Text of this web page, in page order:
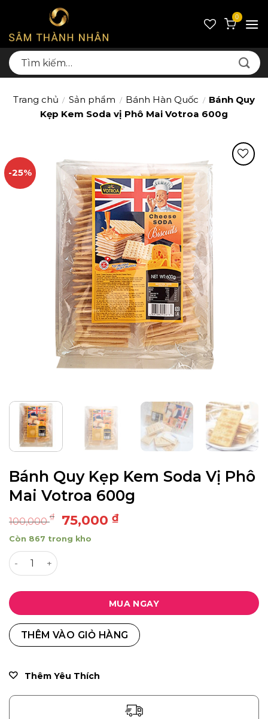
content
0
Tìm
kiếm:
Trang chủ / Sản phẩm / Bánh Hàn Quốc / Bánh Quy
Kẹp Kem Soda vị Phô Mai Votroa 600g
-25%
Bánh Quy Kẹp Kem Soda Vị Phô
Mai Votroa 600g
100,000₫
Giá
gốc
là:
75,000 ₫Giá
Còn 867 trong kho
Bánh Quy Kẹp Kem Soda vị Phô Mai Votroa 600g số
MUA NGAY
THÊM VÀO GIỎ HÀNG
Thêm Yêu Thích